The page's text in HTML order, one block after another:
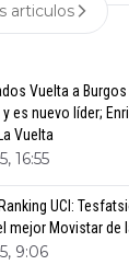
articulos
Vuelta a
es nuevo líder;
Vuelta
16:55
UCI:
mejor Movistar de
9:06